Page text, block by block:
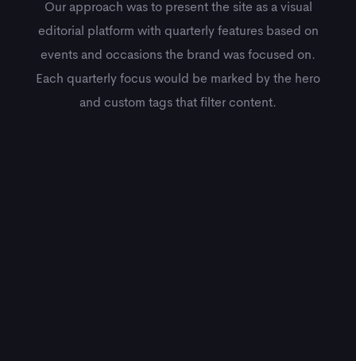
Our approach was to present the site as a visual
editorial platform with quarterly features based on
events and occasions the brand was focused on.
Each quarterly focus would be marked by the hero
and custom tags that filter content.